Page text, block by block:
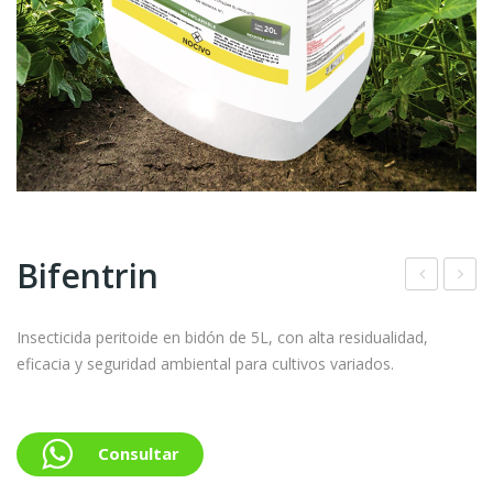
con
Bifentrin
Insecticida peritoide en bidón de 5L, con alta residualidad,
eficacia y seguridad ambiental para cultivos variados.
Consultar